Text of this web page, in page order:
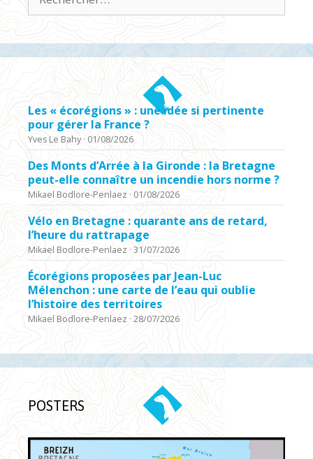
Les « écorégions » : une idée si pertinente
pour gérer la France ?
Yves Le Bahy · 01/08/2026
Des Monts d’Arrée à la Gironde : la Bretagne
peut-elle connaître un incendie hors norme ?
Mikael Bodlore-Penlaez · 01/08/2026
Vélo en Bretagne : quarante ans de retard,
l’heure du rattrapage
Mikael Bodlore-Penlaez · 31/07/2026
Écorégions proposées par Jean-Luc
Mélenchon : une carte de l’eau qui oublie
l’histoire des territoires
Mikael Bodlore-Penlaez · 28/07/2026
POSTERS